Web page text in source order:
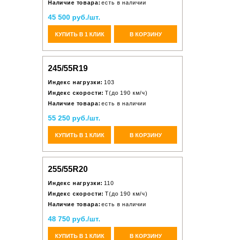
Наличие товара: есть в наличии
45 500 руб./шт.
КУПИТЬ В 1 КЛИК В КОРЗИНУ
245/55R19
Индекс нагрузки: 103
Индекс скорости: T(до 190 км/ч)
Наличие товара: есть в наличии
55 250 руб./шт.
КУПИТЬ В 1 КЛИК В КОРЗИНУ
255/55R20
Индекс нагрузки: 110
Индекс скорости: T(до 190 км/ч)
Наличие товара: есть в наличии
48 750 руб./шт.
КУПИТЬ В 1 КЛИК В КОРЗИНУ